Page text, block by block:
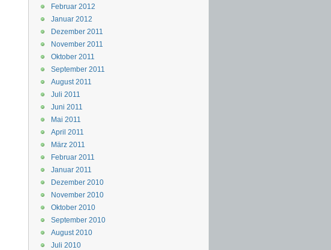
Februar 2012
Januar 2012
Dezember 2011
November 2011
Oktober 2011
September 2011
August 2011
Juli 2011
Juni 2011
Mai 2011
April 2011
März 2011
Februar 2011
Januar 2011
Dezember 2010
November 2010
Oktober 2010
September 2010
August 2010
Juli 2010